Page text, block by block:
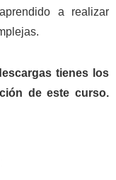
a realizar
tienes los
de este curso.